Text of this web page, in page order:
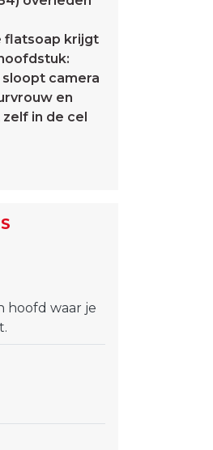
flatsoap krijgt
sloopt camera
en
in de cel
hoofd waar je